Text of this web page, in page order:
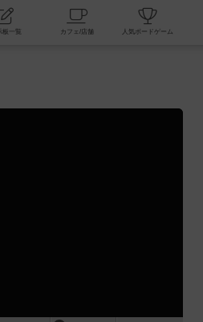
ィ 掲示板一覧 カフェ/店舗